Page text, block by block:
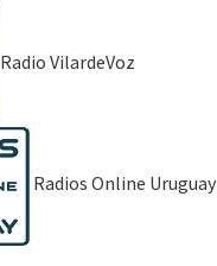
Radio VilardeVoz
Radios Online Uruguay